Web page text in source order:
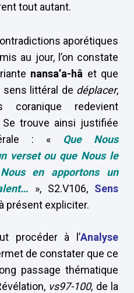
tout autant.
aporétiques
au jour, l’on constate
nansa’a-hâ et que
sens littéral de déplacer,
redevient
trouve ainsi justifiée
: « Que Nous
verset ou que Nous le
en apportons un
», S2.V106, Sens
présent expliciter.
procéder à l’Analyse
de constater que ce
passage thématique
vs97-100, de la